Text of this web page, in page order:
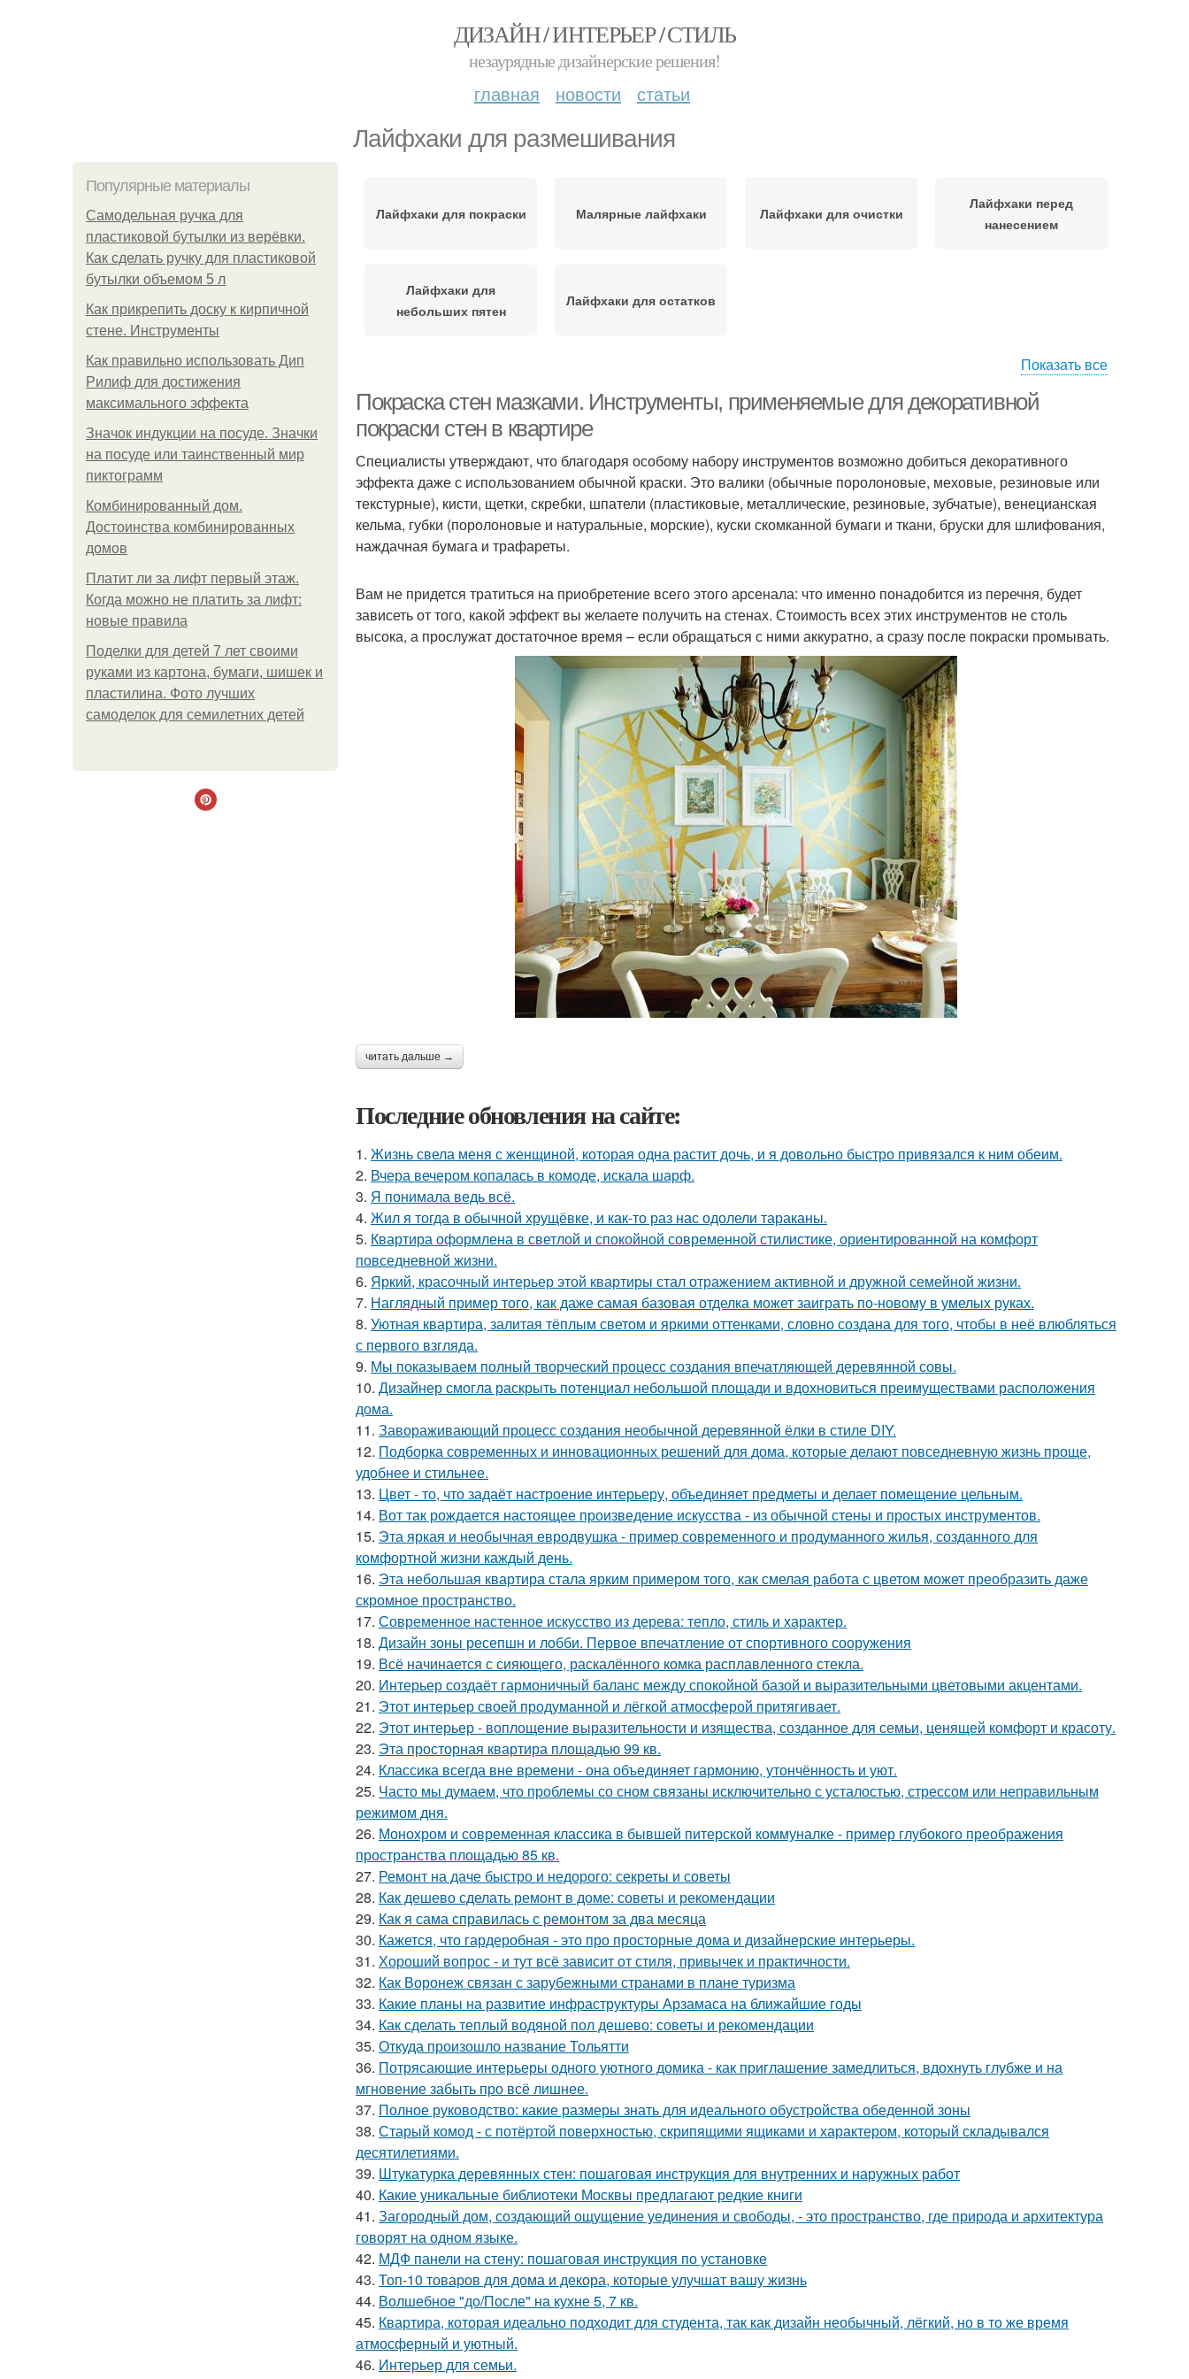
ДИЗАЙН / ИНТЕРЬЕР / СТИЛЬ
незаурядные дизайнерские решения!
главная новости статьи
Лайфхаки для размешивания
Популярные материалы
Самодельная ручка для
пластиковой бутылки из верёвки.
Как сделать ручку для пластиковой
бутылки объемом 5 л
Как прикрепить доску к кирпичной
стене. Инструменты
Как правильно использовать Дип
Рилиф для достижения
максимального эффекта
Значок индукции на посуде. Значки
на посуде или таинственный мир
пиктограмм
Комбинированный дом.
Достоинства комбинированных
домов
Платит ли за лифт первый этаж.
Когда можно не платить за лифт:
новые правила
Поделки для детей 7 лет своими
руками из картона, бумаги, шишек и
пластилина. Фото лучших
самоделок для семилетних детей
Лайфхаки для покраски Малярные лайфхаки Лайфхаки для очистки
Лайфхаки перед
нанесением
Лайфхаки для
небольших пятен
Лайфхаки для остатков
Показать все
Покраска стен мазками. Инструменты, применяемые для декоративной
покраски стен в квартире
Специалисты утверждают, что благодаря особому набору инструментов возможно добиться декоративного
эффекта даже с использованием обычной краски. Это валики (обычные поролоновые, меховые, резиновые или
текстурные), кисти, щетки, скребки, шпатели (пластиковые, металлические, резиновые, зубчатые), венецианская
кельма, губки (поролоновые и натуральные, морские), куски скомканной бумаги и ткани, бруски для шлифования,
наждачная бумага и трафареты.
Вам не придется тратиться на приобретение всего этого арсенала: что именно понадобится из перечня, будет
зависеть от того, какой эффект вы желаете получить на стенах. Стоимость всех этих инструментов не столь
высока, а прослужат достаточное время – если обращаться с ними аккуратно, а сразу после покраски промывать.
читать дальше →
Последние обновления на сайте:
1. Жизнь свела меня с женщиной, которая одна растит дочь, и я довольно быстро привязался к ним обеим.
2. Вчера вечером копалась в комоде, искала шарф.
3. Я понимала ведь всё.
4. Жил я тогда в обычной хрущёвке, и как-то раз нас одолели тараканы.
5. Квартира оформлена в светлой и спокойной современной стилистике, ориентированной на комфорт
повседневной жизни.
6. Яркий, красочный интерьер этой квартиры стал отражением активной и дружной семейной жизни.
7. Наглядный пример того, как даже самая базовая отделка может заиграть по-новому в умелых руках.
8. Уютная квартира, залитая тёплым светом и яркими оттенками, словно создана для того, чтобы в неё влюбляться
с первого взгляда.
9. Мы показываем полный творческий процесс создания впечатляющей деревянной совы.
10. Дизайнер смогла раскрыть потенциал небольшой площади и вдохновиться преимуществами расположения
дома.
11. Завораживающий процесс создания необычной деревянной ёлки в стиле DIY.
12. Подборка современных и инновационных решений для дома, которые делают повседневную жизнь проще,
удобнее и стильнее.
13. Цвет - то, что задаёт настроение интерьеру, объединяет предметы и делает помещение цельным.
14. Вот так рождается настоящее произведение искусства - из обычной стены и простых инструментов.
15. Эта яркая и необычная евродвушка - пример современного и продуманного жилья, созданного для
комфортной жизни каждый день.
16. Эта небольшая квартира стала ярким примером того, как смелая работа с цветом может преобразить даже
скромное пространство.
17. Современное настенное искусство из дерева: тепло, стиль и характер.
18. Дизайн зоны ресепшн и лобби. Первое впечатление от спортивного сооружения
19. Всё начинается с сияющего, раскалённого комка расплавленного стекла.
20. Интерьер создаёт гармоничный баланс между спокойной базой и выразительными цветовыми акцентами.
21. Этот интерьер своей продуманной и лёгкой атмосферой притягивает.
22. Этот интерьер - воплощение выразительности и изящества, созданное для семьи, ценящей комфорт и красоту.
23. Эта просторная квартира площадью 99 кв.
24. Классика всегда вне времени - она объединяет гармонию, утончённость и уют.
25. Часто мы думаем, что проблемы со сном связаны исключительно с усталостью, стрессом или неправильным
режимом дня.
26. Монохром и современная классика в бывшей питерской коммуналке - пример глубокого преображения
пространства площадью 85 кв.
27. Ремонт на даче быстро и недорого: секреты и советы
28. Как дешево сделать ремонт в доме: советы и рекомендации
29. Как я сама справилась с ремонтом за два месяца
30. Кажется, что гардеробная - это про просторные дома и дизайнерские интерьеры.
31. Хороший вопрос - и тут всё зависит от стиля, привычек и практичности.
32. Как Воронеж связан с зарубежными странами в плане туризма
33. Какие планы на развитие инфраструктуры Арзамаса на ближайшие годы
34. Как сделать теплый водяной пол дешево: советы и рекомендации
35. Откуда произошло название Тольятти
36. Потрясающие интерьеры одного уютного домика - как приглашение замедлиться, вдохнуть глубже и на
мгновение забыть про всё лишнее.
37. Полное руководство: какие размеры знать для идеального обустройства обеденной зоны
38. Старый комод - с потёртой поверхностью, скрипящими ящиками и характером, который складывался
десятилетиями.
39. Штукатурка деревянных стен: пошаговая инструкция для внутренних и наружных работ
40. Какие уникальные библиотеки Москвы предлагают редкие книги
41. Загородный дом, создающий ощущение уединения и свободы, - это пространство, где природа и архитектура
говорят на одном языке.
42. МДФ панели на стену: пошаговая инструкция по установке
43. Топ-10 товаров для дома и декора, которые улучшат вашу жизнь
44. Волшебное "до/После" на кухне 5, 7 кв.
45. Квартира, которая идеально подходит для студента, так как дизайн необычный, лёгкий, но в то же время
атмосферный и уютный.
46. Интерьер для семьи.